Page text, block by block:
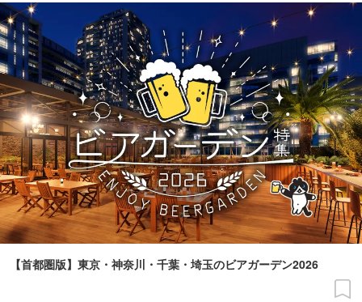
【首都圏版】東京・神奈川・千葉・埼玉のビアガーデン2026